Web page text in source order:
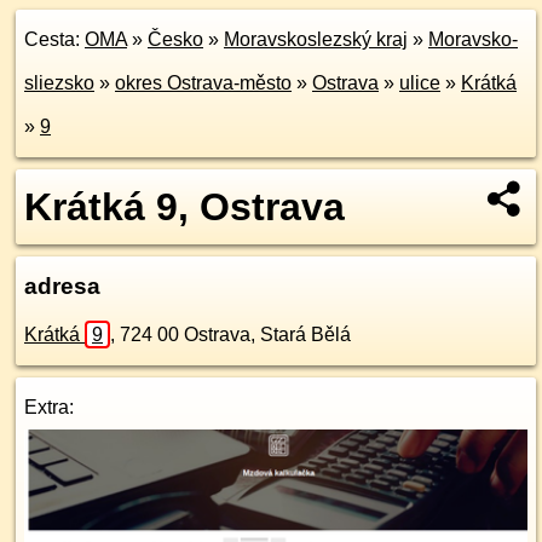
Cesta: OMA» Česko » Moravskoslezský kraj » Moravsko-
sliezsko » okres Ostrava-město » Ostrava » ulice » Krátká
» 9
Krátká 9, Ostrava
adresa
Krátká 9 , 724 00 Ostrava, Stará Bělá
Extra: